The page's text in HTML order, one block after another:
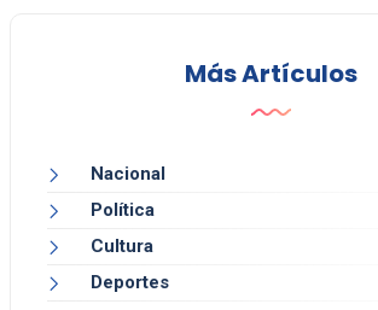
Más Artículos
Nacional
Política
Cultura
Deportes